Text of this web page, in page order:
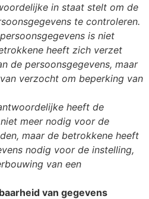
in staat stelt om de
te controleren.
is niet
heeft zich verzet
de persoonsgegevens, maar
verzocht om beperking van
heeft de
meer nodig voor de
maar de betrokkene heeft
nodig voor de instelling,
van een
van gegevens